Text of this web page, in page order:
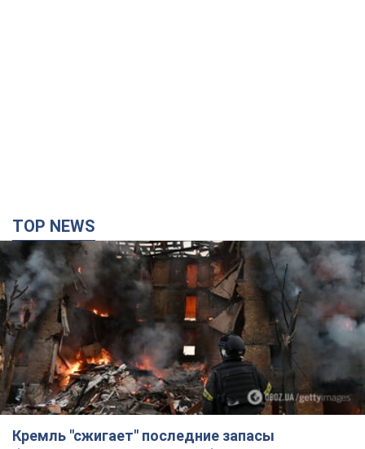
Кремль "сжигает" последние запасы
баллистики в Украине: что будет далее?
Интервью с Шарпом
В июле страна-агрессор установила "рекорд" по количеству
запущенных по Украине баллистических ракет
3 часа назад 39,4 т.
В Екатеринбурге атакован склад Wildberries: